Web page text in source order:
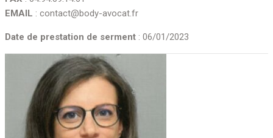
EMAIL : contact@body-avocat.fr
Date de prestation de serment : 06/01/2023